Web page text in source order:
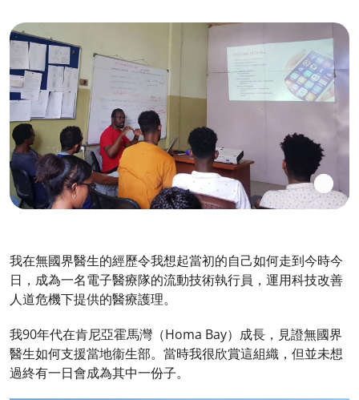
我在無國界醫生的經歷令我想起當初的自己如何走到今時今
日，成為一名電子醫療隊的流動技術執行員，運用科技改善
人道危機下提供的醫療護理。
我90年代在肯尼亞霍馬灣（Homa Bay）成長，見證無國界
醫生如何支援當地衞生部。當時我很欣賞這組織，但並未想
過終有一日會成為其中一份子。